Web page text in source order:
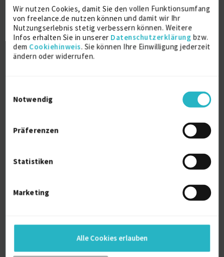
Wir nutzen Cookies, damit Sie den vollen Funktionsumfang
von freelance.de nutzen können und damit wir Ihr
Nutzungserlebnis stetig verbessern können. Weitere
Infos erhalten Sie in unserer Datenschutzerklärung bzw.
dem Cookiehinweis. Sie können Ihre Einwilligung jederzeit
ändern oder widerrufen.
Notwendig
Präferenzen
Statistiken
Marketing
Alle Cookies erlauben
Good Manufacturing Practices GXP
17 J.
Personalführung
7 J. Prozessoptimierung 7 J.
Verfügbarkeit einsehen
0
Referenzen
IT-Solutions, Consulting & Multimedia
D-23843 Bad Oldesloe